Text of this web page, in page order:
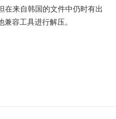
在来自韩国的文件中仍时有出
容工具进行解压。